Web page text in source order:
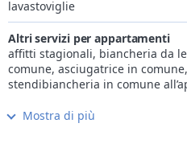
semplicemente essere Voi stessi.
lavastoviglie
Altri servizi per appartamenti
affitti stagionali, biancheria da
comune, asciugatrice in
stendibiancheria in comune
Internet
Mostra di più